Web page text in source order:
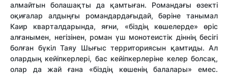
алмайтын болашақты да қамтыған. Романдағы өзекті
оқиғалар алдыңғы романдардағыдай, бәріне танымал
Каир кварталдарында, яғни, «біздің көшелерде» өріс
алғанымен, негізінен, роман үш монотеистік діннің бесігі
болған бүкіл Таяу Шығыс территориясын қамтиды. Ал
олардың кейіпкерлері, бас кейіпкерлеріне келер болсақ,
олар да жай ғана «біздің көшенің балалары» емес.